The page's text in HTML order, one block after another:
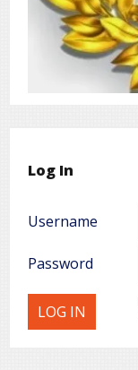
Log In
Username
Password